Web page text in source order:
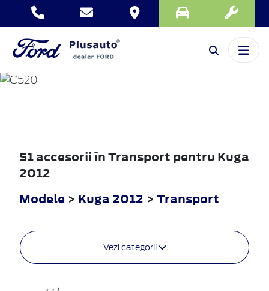
KUGA
51 accesorii în Transport pentru Kuga
2012
Modele > Kuga 2012 > Transport
Vezi categorii